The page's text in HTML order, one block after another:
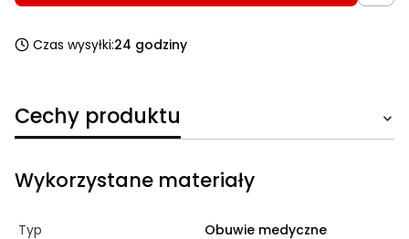
Czas wysyłki:24 godziny
Cechy produktu
Wykorzystane materiały
Typ
Obuwie medyczne